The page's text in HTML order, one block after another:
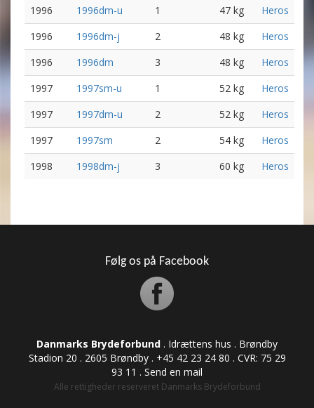
1996
1996dm-u 1 47 kg
Heros
1996
1996dm-j 2 48 kg
Heros
1996
1996dm 3 48 kg
Heros
1997
1997sm-u 1 52 kg
Heros
1997
1997dm-u 2 52 kg
Heros
1997
1997sm 2 54 kg
Heros
1998
1998dm-j 3 60 kg Heros
Følg os på Facebook
Danmarks Brydeforbund . Idrættens hus . Brøndby
Stadion 20 . 2605 Brøndby . +45 42 23 24 80 . CVR: ​​​​​​75 29
93 11 . Send en mail
Alle rettigheder reserveret Danmarks Brydeforbund